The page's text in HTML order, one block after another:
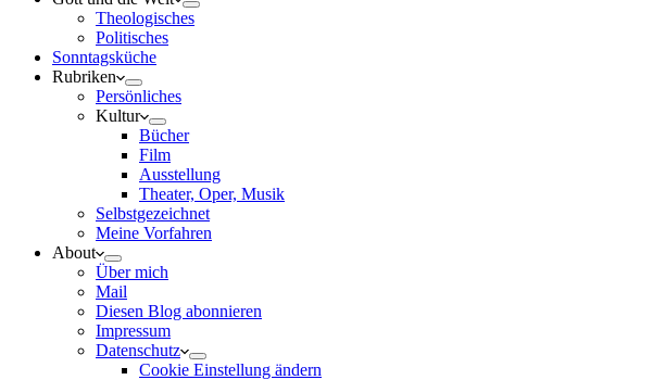
Theologisches
Politisches
Sonntagsküche
Rubriken
Persönliches
Kultur
Bücher
Film
Ausstellung
Theater, Oper, Musik
Selbstgezeichnet
Meine Vorfahren
About
Über mich
Mail
Diesen Blog abonnieren
Impressum
Datenschutz
Cookie Einstellung ändern